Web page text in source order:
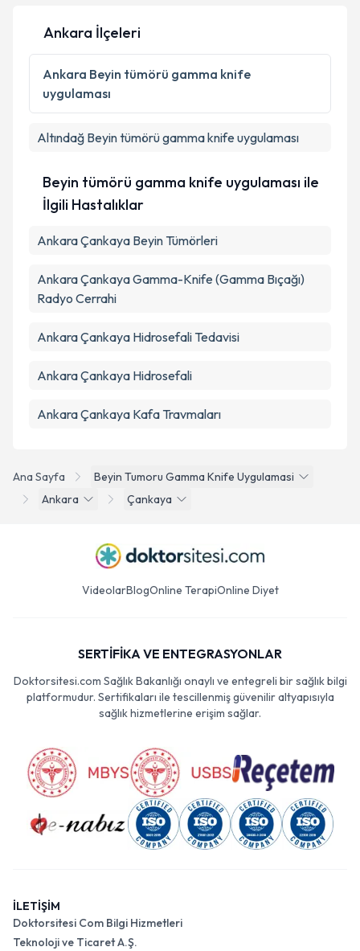
Kişisel verilerimin işlenmesine ilişkinAydınlatma
Metni
'ni okudum ve kişisel verilerimin belirtilen
kapsamda işlenmesini kabul ediyorum.
Takvim Talebini Gönder
Ana Sayfa
Beyin Tumoru Gamma Knife Uygulamasi
Ankara
Çankaya
Ankara İlçeleri
Ankara Beyin tümörü gamma knife
uygulaması
Altındağ Beyin tümörü gamma knife uygulaması
Beyin tümörü gamma knife uygulaması ile
İlgili Hastalıklar
Ankara Çankaya Beyin Tümörleri
Ankara Çankaya Gamma-Knife (Gamma Bıçağı)
Radyo Cerrahi
Ankara Çankaya Hidrosefali Tedavisi
Ankara Çankaya Hidrosefali
Ankara Çankaya Kafa Travmaları
VideolarBlogOnline TerapiOnline Diyet
SERTİFİKA VE ENTEGRASYONLAR
Doktorsitesi.com Sağlık Bakanlığı onaylı ve entegreli bir sağlık bilgi
platformudur. Sertifikaları ile tescillenmiş güvenilir altyapısıyla
sağlık hizmetlerine erişim sağlar.
İLETİŞİM
Doktorsitesi Com Bilgi Hizmetleri
Teknoloji ve Ticaret A.Ş.